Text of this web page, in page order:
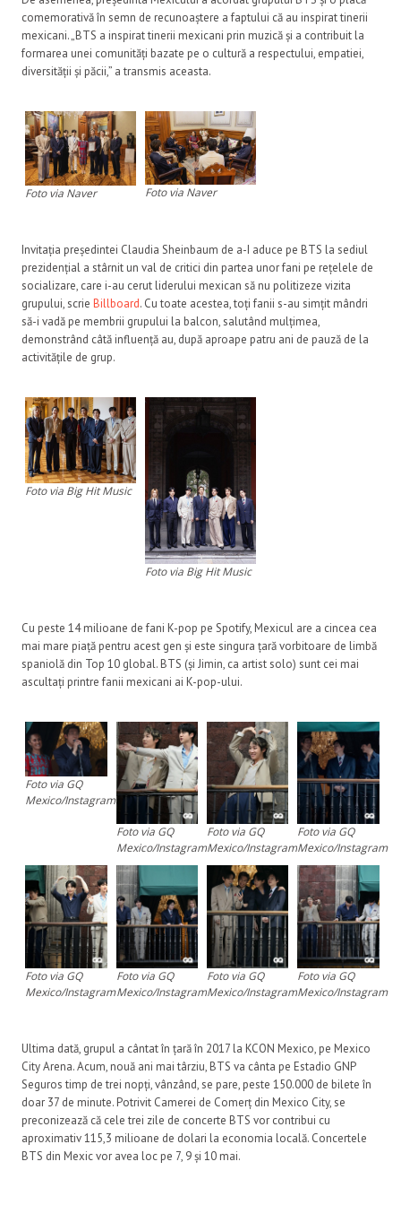
comemorativă în semn de recunoaștere a faptului că au inspirat tinerii
mexicani. „BTS a inspirat tinerii mexicani prin muzică și a contribuit la
formarea unei comunități bazate pe o cultură a respectului, empatiei,
diversității și păcii,” a transmis aceasta.
Foto via Naver Foto via Naver
Invitația președintei Claudia Sheinbaum de a-I aduce pe BTS la sediul
prezidențial a stârnit un val de critici din partea unor fani pe rețelele de
socializare, care i-au cerut liderului mexican să nu politizeze vizita
grupului, scrie Billboard. Cu toate acestea, toți fanii s-au simțit mândri
să-i vadă pe membrii grupului la balcon, salutând mulțimea,
demonstrând câtă influență au, după aproape patru ani de pauză de la
activitățile de grup.
Foto via Big Hit Music
Foto via Big Hit Music
Cu peste 14 milioane de fani K-pop pe Spotify, Mexicul are a cincea cea
mai mare piață pentru acest gen și este singura țară vorbitoare de limbă
spaniolă din Top 10 global. BTS (și Jimin, ca artist solo) sunt cei mai
ascultați printre fanii mexicani ai K-pop-ului.
Foto via GQ
Mexico/Instagram
Foto via GQ
Mexico/Instagram
Foto via GQ
Mexico/Instagram
Foto via GQ
Mexico/Instagram
Foto via GQ
Mexico/Instagram
Foto via GQ
Mexico/Instagram
Foto via GQ
Mexico/Instagram
Foto via GQ
Mexico/Instagram
Ultima dată, grupul a cântat în țară în 2017 la KCON Mexico, pe Mexico
City Arena. Acum, nouă ani mai târziu, BTS va cânta pe Estadio GNP
Seguros timp de trei nopți, vânzând, se pare, peste 150.000 de bilete în
doar 37 de minute. Potrivit Camerei de Comerț din Mexico City, se
preconizează că cele trei zile de concerte BTS vor contribui cu
aproximativ 115,3 milioane de dolari la economia locală. Concertele
BTS din Mexic vor avea loc pe 7, 9 și 10 mai.